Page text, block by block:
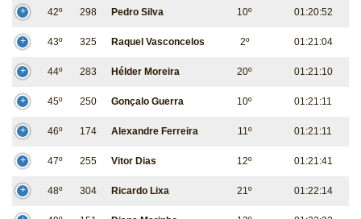
42º 298 Pedro Silva 10º 01:20:52
43º 325 Raquel Vasconcelos 2º 01:21:04
44º 283 Hélder Moreira 20º 01:21:10
45º 250 Gonçalo Guerra 10º 01:21:11
46º 174 Alexandre Ferreira 11º 01:21:11
47º 255 Vitor Dias 12º 01:21:41
48º 304 Ricardo Lixa 21º 01:22:14